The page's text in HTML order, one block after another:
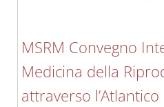
MSRM Convegno
Medicina della
attraverso l’Atlantico